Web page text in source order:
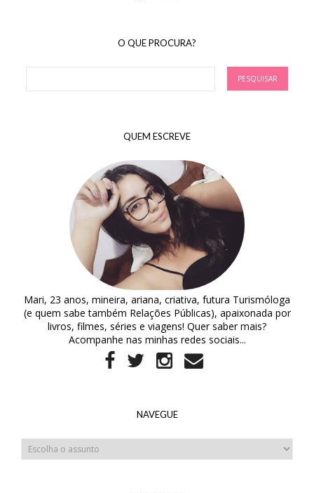
O QUE PROCURA?
QUEM ESCREVE
Mari, 23 anos, mineira, ariana, criativa, futura Turismóloga
(e quem sabe também Relações Públicas), apaixonada por
livros, filmes, séries e viagens! Quer saber mais?
Acompanhe nas minhas redes sociais...
NAVEGUE